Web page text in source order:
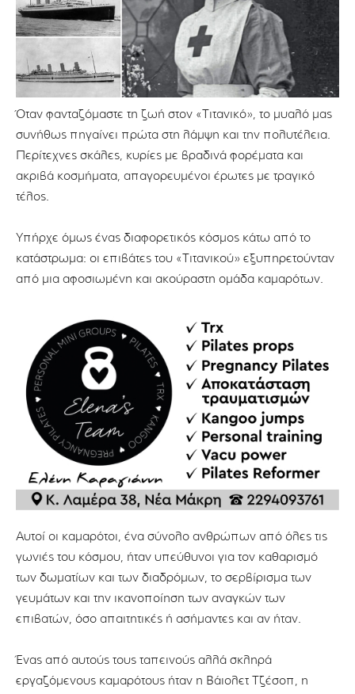
Όταν φανταζόμαστε τη ζωή στον «Τιτανικό», το μυαλό μας
συνήθως πηγαίνει πρώτα στη λάμψη και την πολυτέλεια.
Περίτεχνες σκάλες, κυρίες με βραδινά φορέματα και
ακριβά κοσμήματα, απαγορευμένοι έρωτες με τραγικό
τέλος.
Υπήρχε όμως ένας διαφορετικός κόσμος κάτω από το
κατάστρωμα: οι επιβάτες του «Τιτανικού» εξυπηρετούνταν
από μια αφοσιωμένη και ακούραστη ομάδα καμαρότων.
Αυτοί οι καμαρότοι, ένα σύνολο ανθρώπων από όλες τις
γωνιές του κόσμου, ήταν υπεύθυνοι για τον καθαρισμό
των δωματίων και των διαδρόμων, το σερβίρισμα των
γευμάτων και την ικανοποίηση των αναγκών των
επιβατών, όσο απαιτητικές ή ασήμαντες και αν ήταν.
Ένας από αυτούς τους ταπεινούς αλλά σκληρά
εργαζόμενους καμαρότους ήταν η Βάιολετ Τζέσοπ, η